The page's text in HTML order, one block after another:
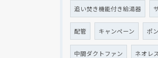
追い焚き機能付き給湯器
配管 キャンペーン ポ
中間ダクトファン ネオレ